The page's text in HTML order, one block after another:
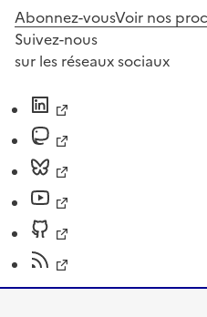
Abonnez-vousVoir nos
Suivez-nous
sur les réseaux sociaux